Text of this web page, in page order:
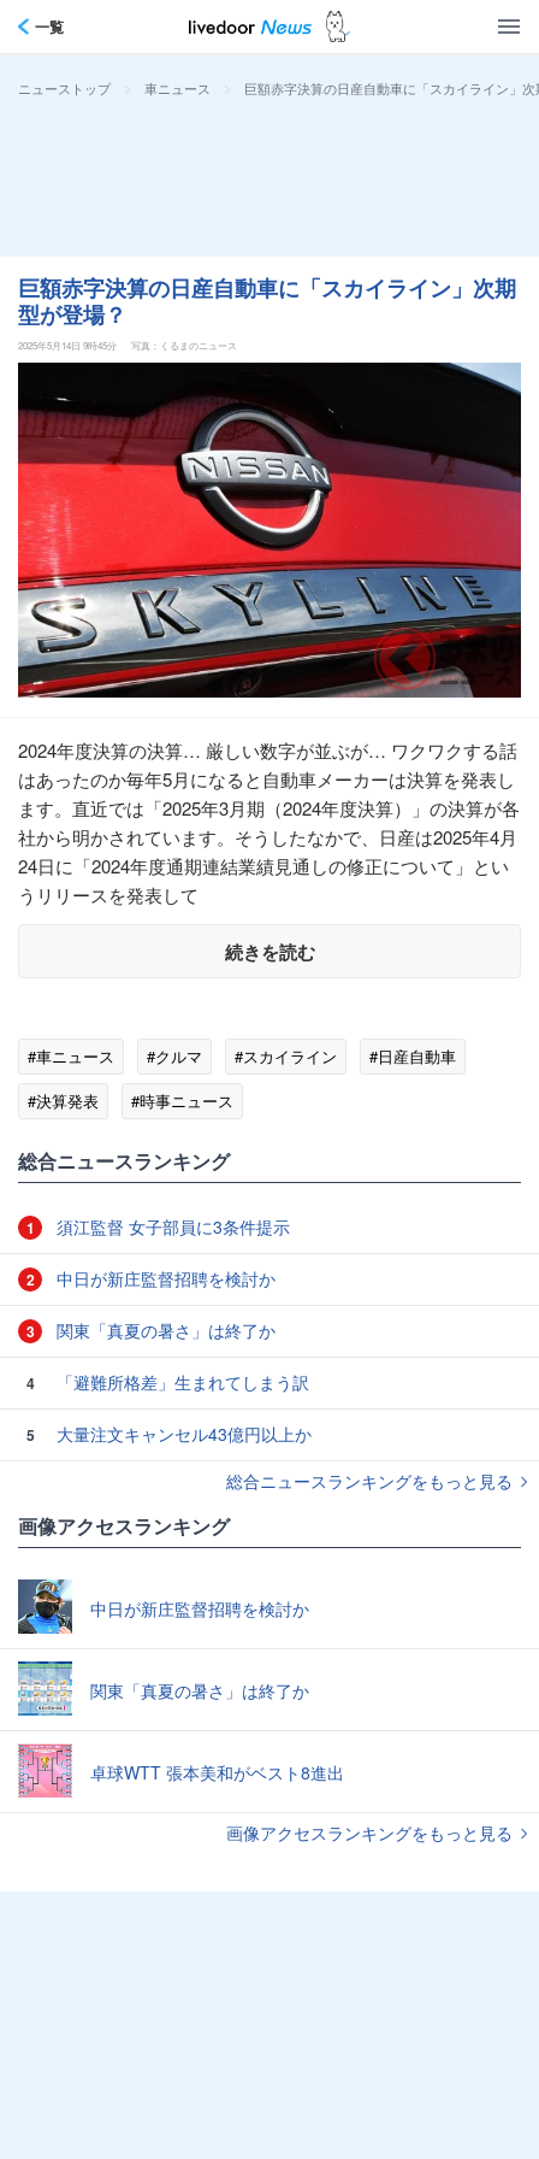
一覧
ニューストップ > 車ニュース > 巨額赤字決算の日産自動車に「スカイライン」
巨額赤字決算の日産自動車に「スカイライン」次期
型が登場？
2025年5月14日 9時45分 写真：くるまのニュース
2024年度決算の決算… 厳しい数字が並ぶが… ワクワクする話
はあったのか毎年5月になると自動車メーカーは決算を発表し
ます。直近では「2025年3月期（2024年度決算）」の決算が各
社から明かされています。そうしたなかで、日産は2025年4月
24日に「2024年度通期連結業績見通しの修正について」とい
うリリースを発表して
続きを読む
#車ニュース #クルマ #スカイライン
#日産自動車
#決算発表
#時事ニュース
総合ニュースランキング
1 須江監督 女子部員に3条件提示
2 中日が新庄監督招聘を検討か
3 関東「真夏の暑さ」は終了か
4 「避難所格差」生まれてしまう訳
5
大量注文キャンセル43億円以上か
総合ニュースランキングをもっと見る
画像アクセスランキング
中日が新庄監督招聘を検討か
関東「真夏の暑さ」は終了か
卓球WTT 張本美和がベスト8進出
画像アクセスランキングをもっと見る